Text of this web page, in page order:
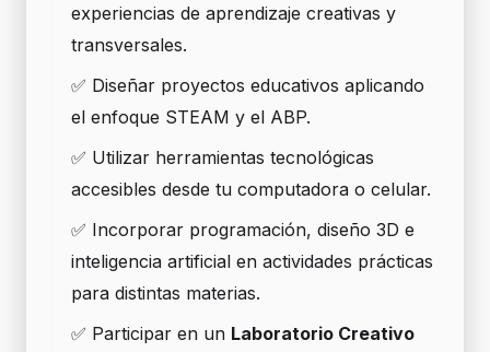
experiencias de aprendizaje creativas y
transversales.
✅ Diseñar proyectos educativos aplicando
el enfoque STEAM y el ABP.
✅ Utilizar herramientas tecnológicas
accesibles desde tu computadora o celular.
✅ Incorporar programación, diseño 3D e
inteligencia artificial en actividades prácticas
para distintas materias.
✅ Participar en un Laboratorio Creativo